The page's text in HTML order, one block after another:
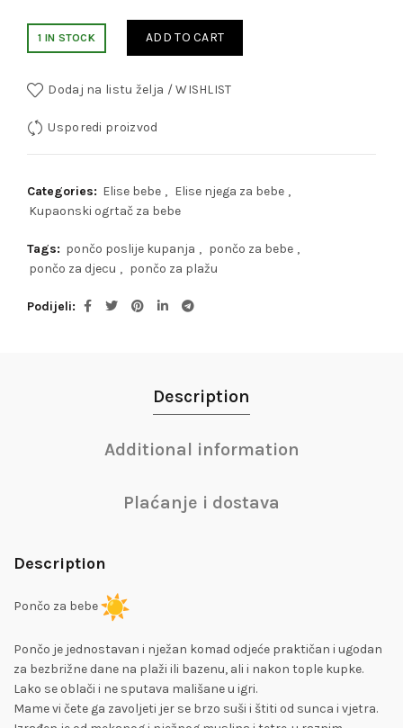
1 IN STOCK ADD TO CART
Dodaj na listu želja / WISHLIST
Usporedi proizvod
Categories: Elise bebe , Elise njega za bebe ,
Kupaonski ogrtač za bebe
Tags: pončo poslije kupanja , pončo za bebe ,
pončo za djecu , pončo za plažu
Podijeli
Description
Additional information
Plaćanje i dostava
Description
Pončo za bebe
Pončo je jednostavan i nježan komad odjeće praktičan i ugodan
za bezbrižne dane na plaži ili bazenu, ali i nakon tople kupke.
Lako se oblači i ne sputava mališane u igri.
Mame vi čete ga zavoljeti jer se brzo suši i štiti od sunca i vjetra.